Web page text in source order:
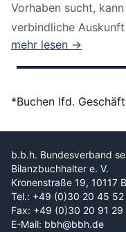
Vorhaben sucht,
verbindliche
Bundesfinanzhof...
mehr lesen →
*Buchen lfd.
b.b.h. Bundesverband
Bilanzbuchhalter e. V.
Kronenstraße 19, 10117
Tel.: +49 (0)30 20 45 52
Fax: +49 (0)30 20 91 29
E-Mail: bbh@bbh.de